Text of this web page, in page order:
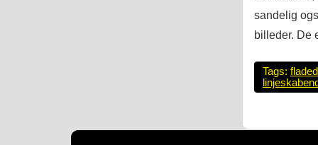
sandelig
billeder. De
Tags: